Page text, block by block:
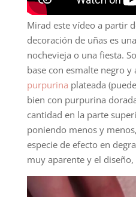
Mirad este vídeo a partir
decoración de uñas es
nochevieja o una fiesta.
base con esmalte negro
purpurina plateada
bien con purpurina
cantidad en la parte
poniendo menos y
especie de efecto en
muy aparente y el diseño,